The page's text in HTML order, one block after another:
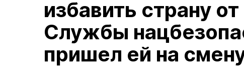
избавить страну
Службы
пришел ей на